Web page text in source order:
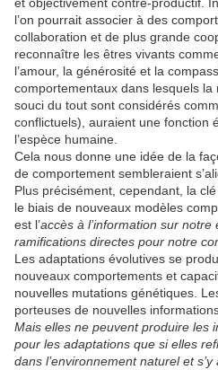
et objectivement contre-productif.
l’on pourrait associer à des
collaboration et de plus grande
reconnaître les êtres vivants
l’amour, la générosité et la
comportementaux dans lesquels la
souci du tout sont considérés
conflictuels), auraient une fonction
l’espèce humaine.
Cela nous donne une idée de la
de comportement sembleraient
Plus précisément, cependant, la
le biais de nouveaux modèles
est l’accès à l’information sur
ramifications directes pour notre
Les adaptations évolutives se
nouveaux comportements et
nouvelles mutations génétiques.
porteuses de nouvelles
Mais elles ne peuvent produire les
pour les adaptations que si elles
dans l’environnement naturel et s’y